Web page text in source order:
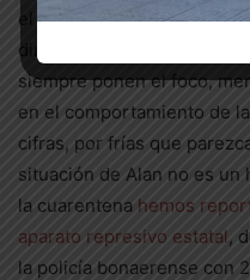
el barrio, principalmente
directamente levantar la
siempre ponen el foco,
en el comportamiento de
cifras, por frías que
situación de Alan no es un
la cuarentena hemos
aparato represivo estatal,
la policía bonaerense con